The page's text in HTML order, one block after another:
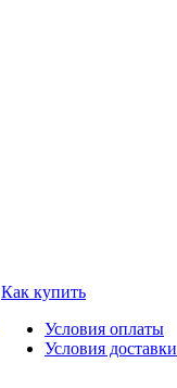
Как купить
Условия оплаты
Условия доставки